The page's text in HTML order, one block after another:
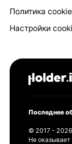
Политика cookie
Настройки
Последнее
© 2017 -
Не